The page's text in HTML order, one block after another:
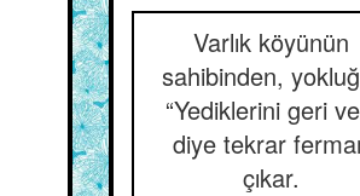
Varlık köyünün
sahibinden,
“Yediklerini geri
diye tekrar
çıkar.